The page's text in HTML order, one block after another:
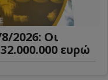
2026: Οι
ευρώ